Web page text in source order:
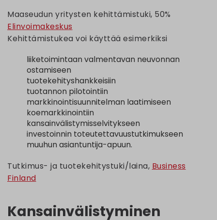
Maaseudun yritysten kehittämistuki, 50%
Elinvoimakeskus
Kehittämistukea voi käyttää esimerkiksi
liiketoimintaan valmentavan neuvonnan
ostamiseen
tuotekehityshankkeisiin
tuotannon pilotointiin
markkinointisuunnitelman laatimiseen
koemarkkinointiin
kansainvälistymisselvitykseen
investoinnin toteutettavuustutkimukseen
muuhun asiantuntija-apuun.
Tutkimus- ja tuotekehitystuki/laina, Business
Finland
Kansainvälistyminen